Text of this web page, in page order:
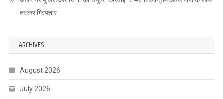
तस्कर गिरफ्तार
ARCHIVES
August 2026
July 2026